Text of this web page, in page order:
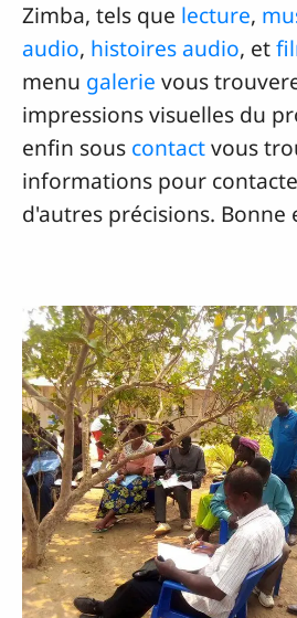
Zimba, tels que lecture,
audio, histoires audio, et
menu galerie vous
impressions visuelles du
enfin sous contactvous
informations pour
d'autres précisions. Bonne